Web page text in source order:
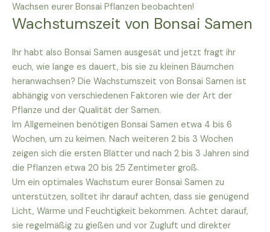
Wachsen eurer Bonsai Pflanzen beobachten!
Wachstumszeit von Bonsai Samen
Ihr habt also Bonsai Samen ausgesät und jetzt fragt ihr
euch, wie lange es dauert, bis sie zu kleinen Bäumchen
heranwachsen? Die Wachstumszeit von Bonsai Samen ist
abhängig von verschiedenen Faktoren wie der Art der
Pflanze und der Qualität der Samen.
Im Allgemeinen benötigen Bonsai Samen etwa 4 bis 6
Wochen, um zu keimen. Nach weiteren 2 bis 3 Wochen
zeigen sich die ersten Blätter und nach 2 bis 3 Jahren sind
die Pflanzen etwa 20 bis 25 Zentimeter groß.
Um ein optimales Wachstum eurer Bonsai Samen zu
unterstützen, solltet ihr darauf achten, dass sie genügend
Licht, Wärme und Feuchtigkeit bekommen. Achtet darauf,
sie regelmäßig zu gießen und vor Zugluft und direkter